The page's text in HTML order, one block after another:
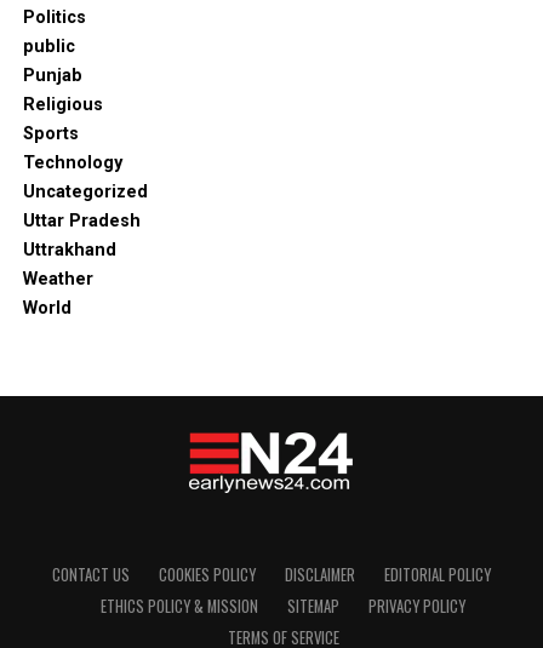
Politics
public
Punjab
Religious
Sports
Technology
Uncategorized
Uttar Pradesh
Uttrakhand
Weather
World
CONTACT US COOKIES POLICY DISCLAIMER
EDITORIAL POLICY
ETHICS POLICY & MISSION
SITEMAP
PRIVACY POLICY
TERMS OF SERVICE